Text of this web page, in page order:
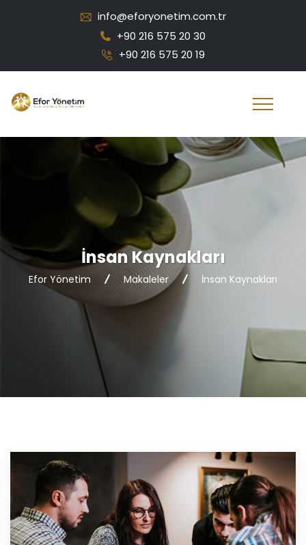
info@eforyonetim.com.tr
+90 216 575 20 30
+90 216 575 20 19
İnsan Kaynakları
Efor Yönetim Makaleler İnsan Kaynakları